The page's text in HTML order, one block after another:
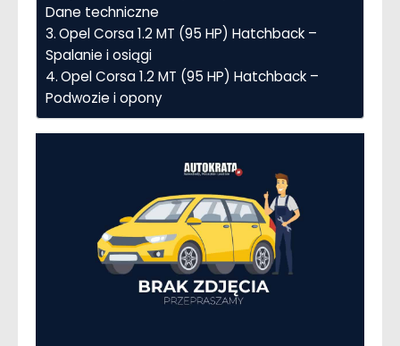
Dane techniczne
Opel Corsa 1.2 MT (95 HP) Hatchback –
Spalanie i osiągi
Opel Corsa 1.2 MT (95 HP) Hatchback –
Podwozie i opony